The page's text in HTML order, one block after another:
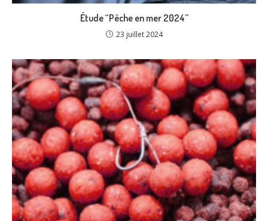
Étude “Pêche en mer 2024”
23 juillet 2024